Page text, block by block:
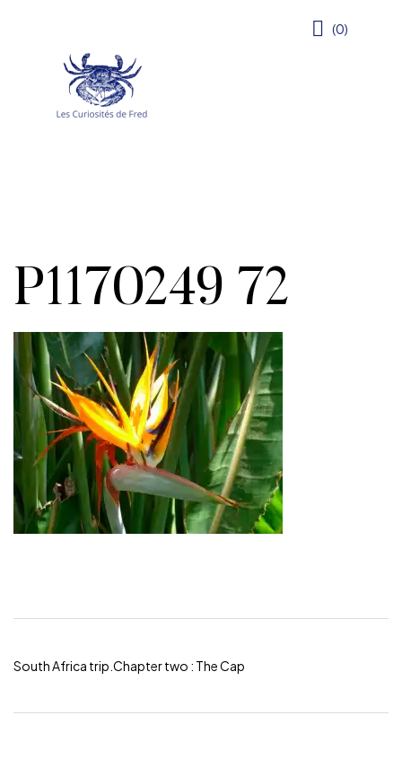
(0)
P1170249 72
South Africa trip.Chapter two : The Cap